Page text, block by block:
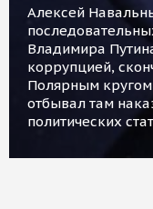
Алексей
Владимира
коррупцией,
Полярным
отбывал там
политических